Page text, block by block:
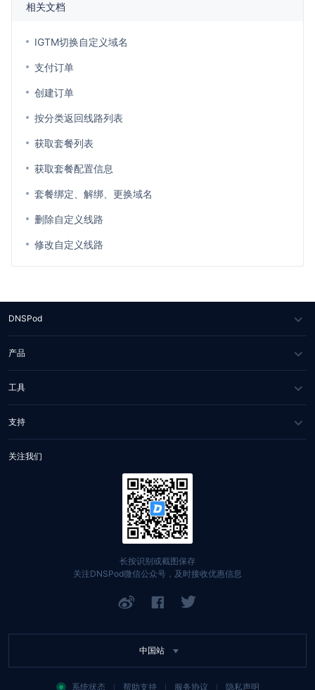
相关文档
IGTM切换自定义域名
支付订单
创建订单
按分类返回线路列表
获取套餐列表
获取套餐配置信息
套餐绑定、解绑、更换域名
删除自定义线路
修改自定义线路
DNSPod
关于我们
媒体报道
合作伙伴
联系我们
产品
DNS 云解析
IGTM
HTTPDNS
工具
网站健康检测
WHOIS 查询
支持
服务与支持
关注我们
长按识别或截图保存
关注DNSPod微信公众号，及时接收优惠信息
中国站
系统状态 帮助支持 服务协议 隐私声明